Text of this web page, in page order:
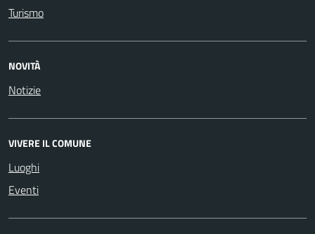
Turismo
NOVITÀ
Notizie
VIVERE IL COMUNE
Luoghi
Eventi